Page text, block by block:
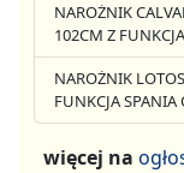
NAROŻNIK
102CM Z
NAROŻNIK
FUNKCJA
więcej na